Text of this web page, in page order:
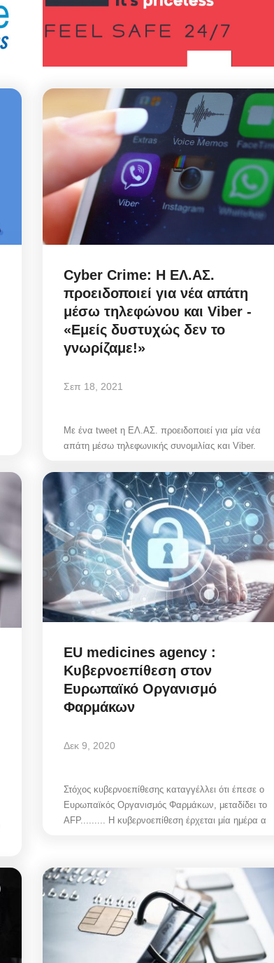
Cyber Crime: Η ΕΛ.ΑΣ.
προειδοποιεί για νέα απάτη
μέσω τηλεφώνου και Viber -
«Εμείς δυστυχώς δεν το
γνωρίζαμε!»
Σεπ 18, 2021
Με ένα tweet η ΕΛ.ΑΣ. προειδοποιεί για μία νέα
απάτη μέσω τηλεφωνικής συνομιλίας και Viber.
EU medicines agency :
Κυβερνοεπίθεση στον
Ευρωπαϊκό Οργανισμό
Φαρμάκων
Δεκ 9, 2020
Στόχος κυβερνοεπίθεσης καταγγέλλει ότι έπεσε ο
Ευρωπαϊκός Οργανισμός Φαρμάκων, μεταδίδει το
AFP......... Η κυβερνοεπίθεση έρχεται μία ημέρα α
Mykonos News